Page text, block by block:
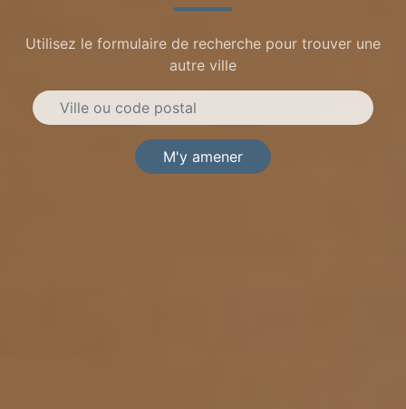
Utilisez le formulaire de recherche pour trouver une
autre ville
M'y amener